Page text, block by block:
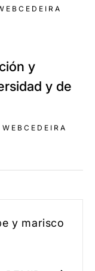
y
y de
WEBCEDEIRA
y marisco